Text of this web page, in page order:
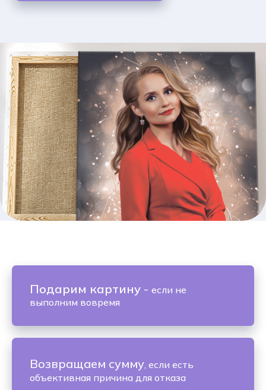
Подарим картину - если не
выполним вовремя
Возвращаем сумму, если есть
объективная причина для отказа